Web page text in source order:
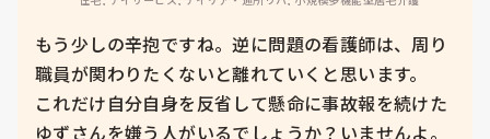
もう少しの辛抱ですね。逆に問題の看護師は、周り
職員が関わりたくないと離れていくと思います。
これだけ自分自身を反省して懸命に事故報を続けた
ゆずさんを嫌う人がいるでしょうか？いませんよ。